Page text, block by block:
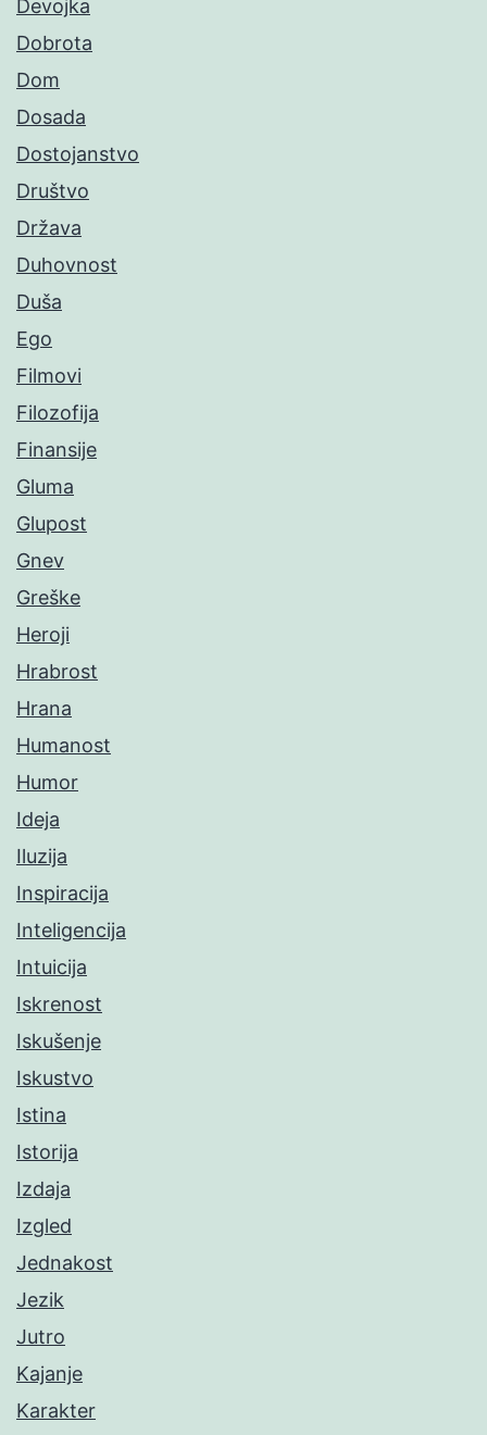
Devojka
Dobrota
Dom
Dosada
Dostojanstvo
Društvo
Država
Duhovnost
Duša
Ego
Filmovi
Filozofija
Finansije
Gluma
Glupost
Gnev
Greške
Heroji
Hrabrost
Hrana
Humanost
Humor
Ideja
Iluzija
Inspiracija
Inteligencija
Intuicija
Iskrenost
Iskušenje
Iskustvo
Istina
Istorija
Izdaja
Izgled
Jednakost
Jezik
Jutro
Kajanje
Karakter